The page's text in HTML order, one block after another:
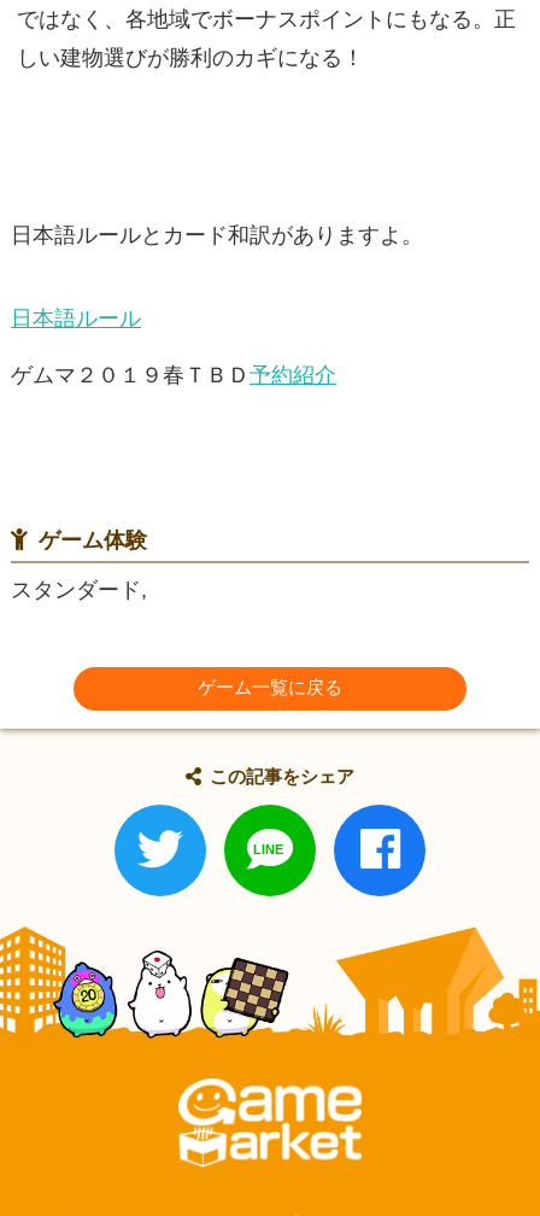
ではなく、各地域でボーナスポイントにもなる。正
しい建物選びが勝利のカギになる！
日本語ルールとカード和訳がありますよ。
日本語ルール
ゲムマ２０１９春ＴＢＤ予約紹介
ゲーム体験
スタンダード,
ゲーム一覧に戻る
この記事をシェア